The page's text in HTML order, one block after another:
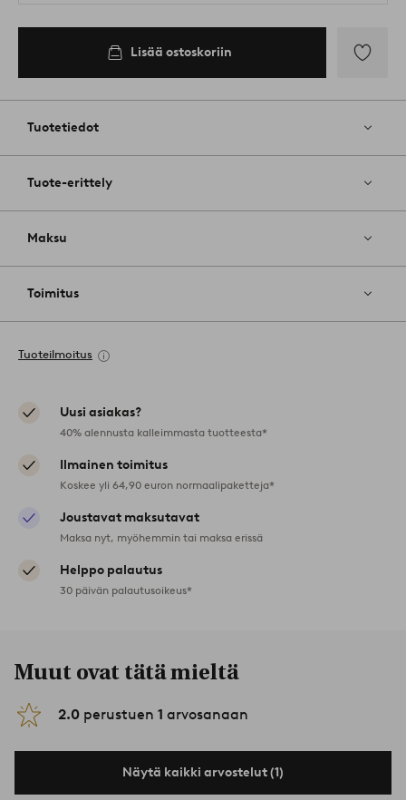
Lisää ostoskoriin
Tuotetiedot
Tuote-erittely
Maksu
Toimitus
Tuoteilmoitus
Uusi asiakas?
40% alennusta kalleimmasta tuotteesta*
Ilmainen toimitus
Koskee yli 64,90 euron normaalipaketteja*
Joustavat maksutavat
Maksa nyt, myöhemmin tai maksa erissä
Helppo palautus
30 päivän palautusoikeus*
Muut ovat tätä mieltä
2.0 perustuen 1 arvosanaan
Näytä kaikki arvostelut (1)